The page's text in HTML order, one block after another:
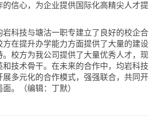
的信心，为企业提供国际化高精尖人才提
岩科技与塘沽一职专建立了良好的校企合
方在提升办学能力方面提供了大量的建设
。校方为我公司提供了大量优秀人才，现
和技术骨干。在未来的合作中，均岩科技
展多元化的合作模式，强强联合，共同开
。（编辑：丁默）